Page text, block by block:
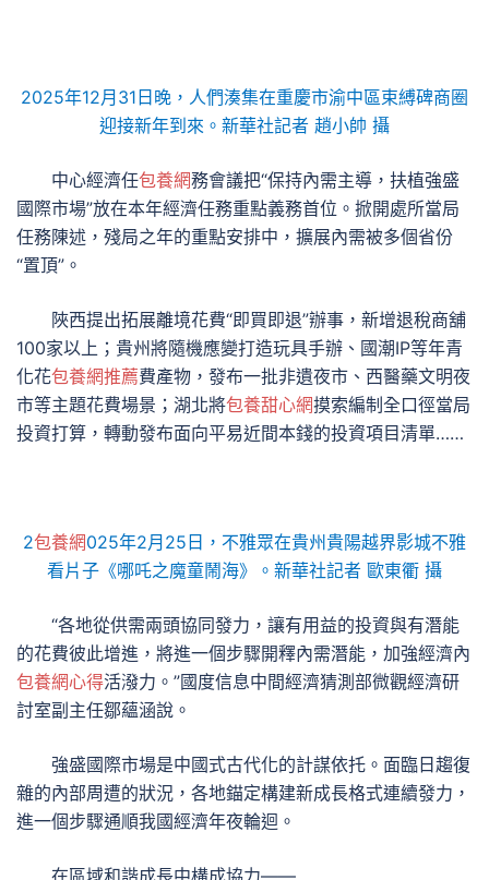
2025年12月31日晚，人們湊集在重慶市渝中區束縛碑商圈
迎接新年到來。新華社記者 趙小帥 攝
中心經濟任包養網務會議把“保持內需主導，扶植強盛
國際市場”放在本年經濟任務重點義務首位。掀開處所當局
任務陳述，殘局之年的重點安排中，擴展內需被多個省份
“置頂”。
陜西提出拓展離境花費“即買即退”辦事，新增退稅商舖
100家以上；貴州將隨機應變打造玩具手辦、國潮IP等年青
化花包養網推薦費產物，發布一批非遺夜市、西醫藥文明夜
市等主題花費場景；湖北將包養甜心網摸索編制全口徑當局
投資打算，轉動發布面向平易近間本錢的投資項目清單……
2包養網025年2月25日，不雅眾在貴州貴陽越界影城不雅
看片子《哪吒之魔童鬧海》。新華社記者 歐東衢 攝
“各地從供需兩頭協同發力，讓有用益的投資與有潛能
的花費彼此增進，將進一個步驟開釋內需潛能，加強經濟內
包養網心得活潑力。”國度信息中間經濟猜測部微觀經濟研
討室副主任鄒蘊涵說。
強盛國際市場是中國式古代化的計謀依托。面臨日趨復
雜的內部周遭的狀況，各地錨定構建新成長格式連續發力，
進一個步驟通順我國經濟年夜輪迴。
在區域和諧成長中構成協力——